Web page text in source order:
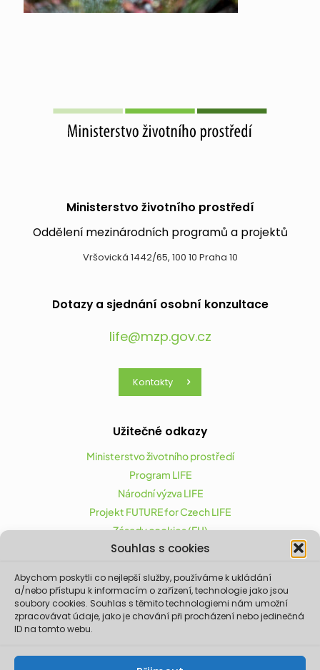
Souhlas s cookies
Abychom poskytli co nejlepší služby, používáme k ukládání
a/nebo přístupu k informacím o zařízení, technologie jako jsou
soubory cookies. Souhlas s těmito technologiemi nám umožní
zpracovávat údaje, jako je chování při procházení nebo jedinečná
ID na tomto webu.
Ministerstvo životního prostředí
Oddělení mezinárodních programů a projektů
Vršovická 1442/65, 100 10 Praha 10
Dotazy a sjednání osobní konzultace
life@mzp.gov.cz
Kontakty
Užitečné odkazy
Ministerstvo životního prostředí
Program LIFE
Národní výzva LIFE
Projekt FUTURE for Czech LIFE
Zásady cookies (EU)
Projekt FUTURE for Czech LIFE (LIFE21-CAP-CZ-LIFE
FOR CZECHIA) byl podpořen z finančního nástroje
Evropské unie LIFE.
Údaje a informace zveřejněné na těchto
Ministerstva životního prostředí a partnerů